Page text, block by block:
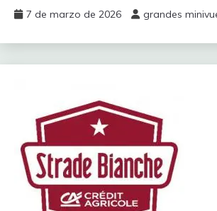
7 de marzo de 2026 grandes